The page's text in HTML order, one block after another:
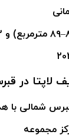
لاپتا در
قبرس شمالی با
مجموعه